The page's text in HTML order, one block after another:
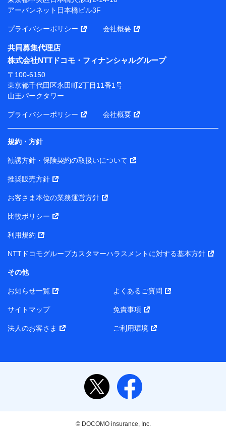
※ 当社および株式会社NTTドコモは、お客さまの情報
ソナルデータ憲章」に定める行動原則を順守します 。
※ パーソナルデータダッシュボードの「第三者提供の
管理」の設定状態にかかわらず、共同利用する場合があ
ります。
※ dポイントクラブ会員ではないお客さま（2019年12
月11日以降、一度もdポイントクラブ会員であったこと
がないお客さまに限る）に関する、2019年12月10日以
前に取得した個人データは、こちら の利用目的の範囲内
当社は株式会社NTTドコモ・フィナンシャルグループ
との間で、以下のとおり個人データを共同利用しま
す。
【共同して利用される利用データの項目】
当社または株式会社NTTドコモ・フィナンシャルグルー
の個人データ
基本情報
性、連絡先、dポイントサービスのご利用に関する情報。例
所、dポイント残高、dポイント利用履歴などが含まれます。
当社または株式会社NTTドコモ・フィナンシャルグループが
報。例として、当社または株式会社NTTドコモ・フィナンシ
履歴インターネット利用時の行動に関する情報、アプリケー
当社または株式会社NTTドコモ・フィナンシャルグループが
提供する保険関連サービスに関して取得し、又は保有する情
報。例として、見積請求受付時、資料請求受付時又はユーザ
保険商品の内容、保険料、保険料のお支払方法、車のメーカ
アーバンネット日本橋ビル3F
プライバシーポリシー 会社概要
共同募集代理店
株式会社NTTドコモ・フィナンシャルグループ
〒100-6150
東京都千代田区永田町2丁目11番1号
山王パークタワー
プライバシーポリシー 会社概要
規約・方針
勧誘方針・保険契約の取扱いについて
推奨販売方針
お客さま本位の業務運営方針
比較ポリシー
利用規約
NTTドコモグループカスタマーハラスメントに対する基本方針
その他
お知らせ一覧 よくあるご質問
サイトマップ 免責事項
法人のお客さま ご利用環境
© DOCOMO insurance, Inc.